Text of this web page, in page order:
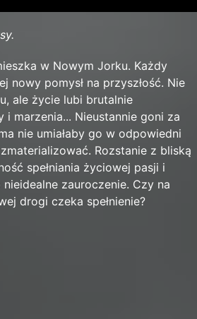
w Nowym Jorku. Każdy
nowy pomysł na przyszłość. Nie
ale życie lubi brutalnie
marzenia... Nieustannie goni za
nie umiałaby go w odpowiedni
Rozstanie z bliską
spełniania życiowej pasji i
zauroczenie. Czy na
drogi czeka spełnienie?